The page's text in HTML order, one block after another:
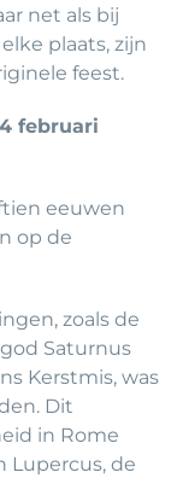
net als bij
plaats, zijn
feest.
februari
eeuwen
op de
zoals de
Saturnus
Kerstmis, was
Dit
in Rome
Lupercus, de